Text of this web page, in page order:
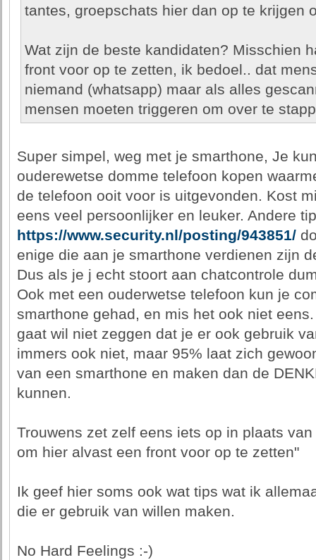
tantes, groepschats hier dan op te krijgen
Wat zijn de beste kandidaten? Misschien
front voor op te zetten, ik bedoel.. dat
niemand (whatsapp) maar als alles
mensen moeten triggeren om over te
Super simpel, weg met je smarthone, Je
ouderewetse domme telefoon kopen
de telefoon ooit voor is uitgevonden. Kost
eens veel persoonlijker en leuker. Andere
https://www.security.nl/posting/943851/
enige die aan je smarthone verdienen zijn
Dus als je j echt stoort aan chatcontrole
Ook met een ouderwetse telefoon kun je
smarthone gehad, en mis het ook niet
gaat wil niet zeggen dat je er ook gebruik
immers ook niet, maar 95% laat zich
van een smarthone en maken dan de
kunnen.
Trouwens zet zelf eens iets op in plaats
om hier alvast een front voor op te zetten"
Ik geef hier soms ook wat tips wat ik
die er gebruik van willen maken.
No Hard Feelings :-)